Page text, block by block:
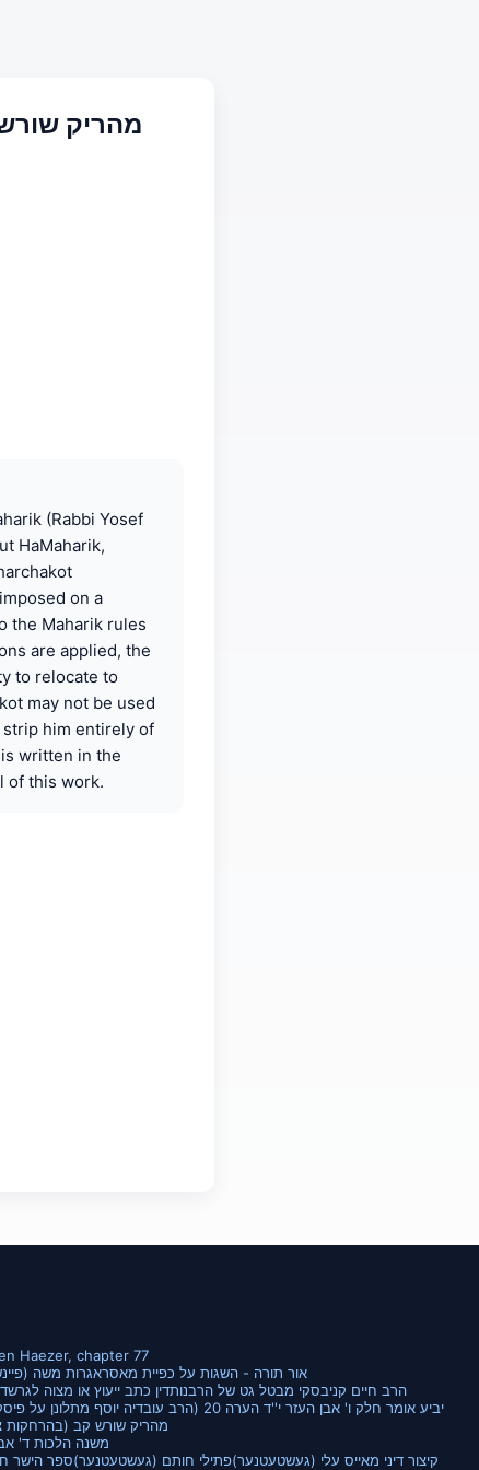
מהריק
(Rabbi Yosef
HaMaharik,
on a
the Maharik rules
are applied, the
to relocate to
may not be used
him entirely of
written in the
of this work.
Haezer, chapter 77
אגרות משהאור תורה - השגות על כפיית מאסר
דין כתב ייעוץ או מצוה לגרשהרב חיים קניבסקי מבטל גט של הרבנות
יביע אומר חלק ו' אבן העזר י''ד הערה 20 (הרב עובדיה יוסף מתלונן על פיסקת ההלכה ע''י הבג''ץ)
מהריק שורש קב (בהרחקות
משנה הלכות ד'
ספר הישרפתילי חותם (געשטעטנער)קיצור דיני מאייס עלי (געשטעטנער)